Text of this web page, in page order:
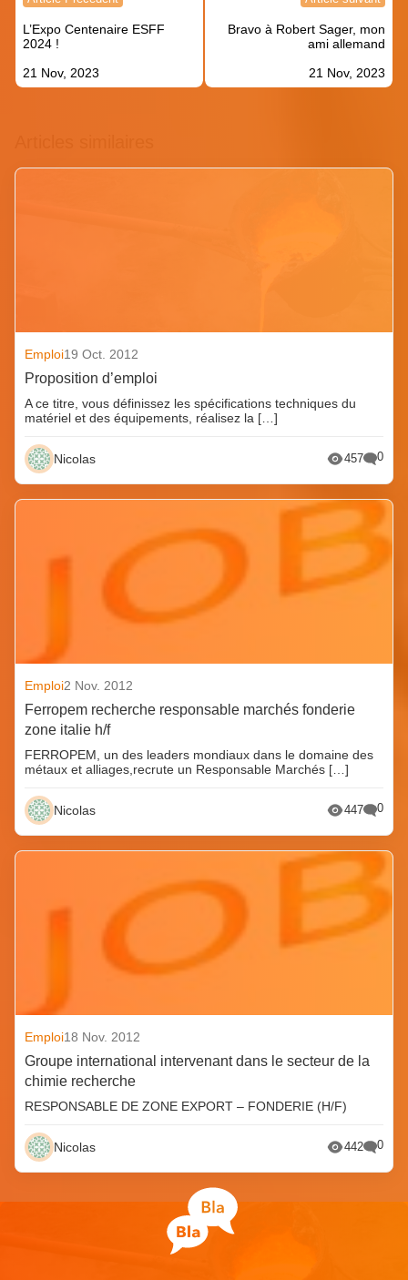
l’article
L’Expo Centenaire ESFF
2024 !
21 Nov, 2023
Bravo à Robert Sager, mon
ami allemand
21 Nov, 2023
Emploi19 Oct. 2012
Proposition d’emploi
A ce titre, vous définissez les spécifications techniques du
matériel et des équipements, réalisez la […]
Nicolas 457 0
Emploi2 Nov. 2012
Ferropem recherche responsable marchés fonderie
zone italie h/f
FERROPEM, un des leaders mondiaux dans le domaine des
métaux et alliages,recrute un Responsable Marchés […]
Nicolas 447 0
Emploi18 Nov. 2012
Groupe international intervenant dans le secteur de la
chimie recherche
RESPONSABLE DE ZONE EXPORT – FONDERIE (H/F)
Nicolas 442 0